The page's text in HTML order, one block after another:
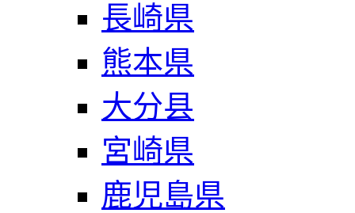
長崎県
熊本県
大分县
宮崎県
鹿児島県